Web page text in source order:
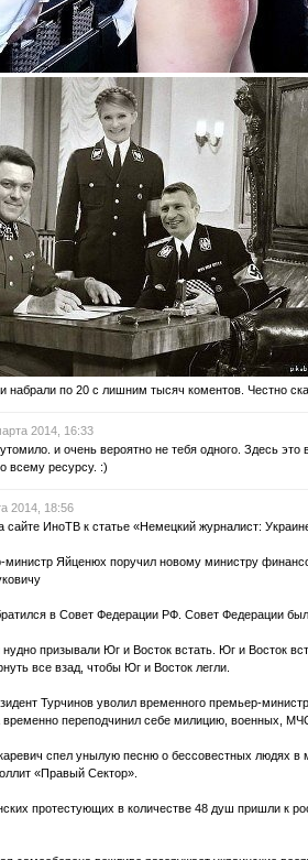
набрали по 20 с лишним тысяч коментов. Честно
2014, 16:33
и очень вероятно не тебя одного. Здесь
всему ресурсу. :)
2014, 18:56
сайте ИноТВ к статье «Немецкий журналист:
Яйценюх поручил новому министру
в Совет Федерации РФ. Совет Федерации
нудно призывали Юг и Восток встать. Юг и Восток
все взад, чтобы Юг и Восток легли.
Турчинов уволил временного премьер-
переподчинил себе милицию, военных,
спел унылую песню о бессовестных людях в
«Правый Сектор».
протестующих в количестве 48 душ пришли к